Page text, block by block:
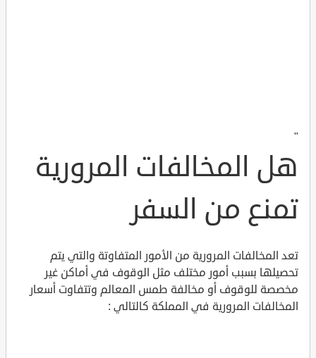
"
هل المخالفات المرورية
تمنع من السفر
تعد المخالفات المرورية من الأمور المتفاوتة والتي يتم
تحصيلها بسبب أمور مختلف مثل الوقوف في أماكن غير
مخصصة للوقوف أو مخالفة طمس المعالم وتتفاوت أسعار
المخالفات المرورية في المملكة كالتالي :